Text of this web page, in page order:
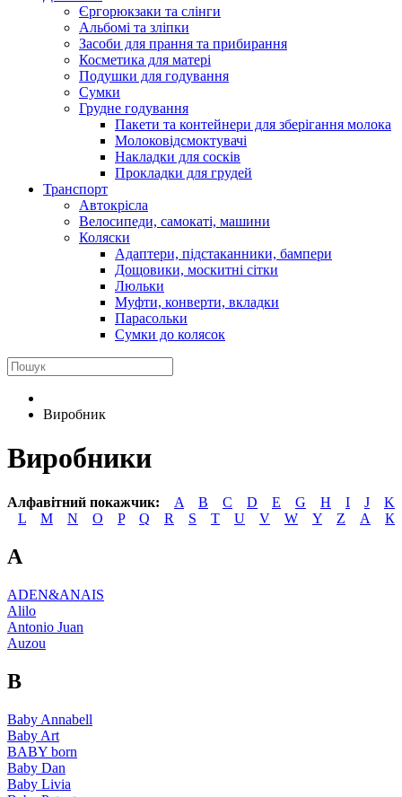
Єргорюкзаки та слінги
Альбомі та зліпки
Засоби для прання та прибирання
Косметика для матері
Подушки для годування
Сумки
Грудне годування
Пакети та контейнери для зберігання молока
Молоковідсмоктувачі
Накладки для сосків
Прокладки для грудей
Транспорт
Автокрісла
Велосипеди, самокаті, машини
Коляски
Адаптери, підстаканники, бампери
Дощовики, москитні сітки
Люльки
Муфти, конверти, вкладки
Парасольки
Сумки до колясок
Виробник
Виробники
Алфавітний покажчик: A B C D E G H I J
K
L
M N O P Q R S T U V W Y Z А К
A
ADEN&ANAIS
Alilo
Antonio Juan
Auzou
B
Baby Annabell
Baby Art
BABY born
Baby Dan
Baby Livia